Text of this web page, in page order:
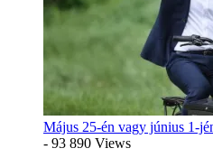
Május 25-én vagy június 1-
- 93 890 Views